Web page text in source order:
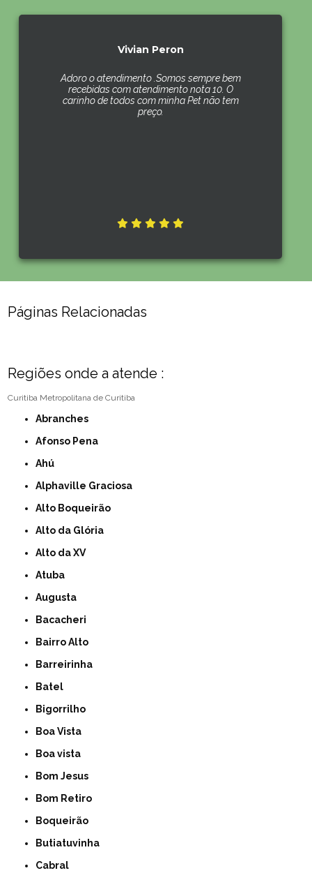
Vivian Peron
Adoro o atendimento .Somos sempre bem
recebidas com atendimento nota 10. O
carinho de todos com minha Pet não tem
preço.
Páginas Relacionadas
Regiões onde a atende :
Curitiba Metropolitana de Curitiba
Abranches
Afonso Pena
Ahú
Alphaville Graciosa
Alto Boqueirão
Alto da Glória
Alto da XV
Atuba
Augusta
Bacacheri
Bairro Alto
Barreirinha
Batel
Bigorrilho
Boa Vista
Boa vista
Bom Jesus
Bom Retiro
Boqueirão
Butiatuvinha
Cabral